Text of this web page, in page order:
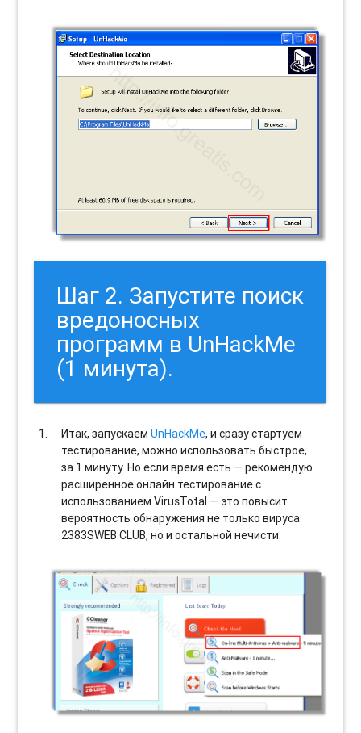
Шаг 2. Запустите поиск
вредоносных
программ в UnHackMe
(1 минута).
Итак, запускаемUnHackMe, и сразу стартуем
тестирование, можно использовать быстрое,
за 1 минуту. Но если время есть — рекомендую
расширенное онлайн тестирование с
использованием VirusTotal — это повысит
вероятность обнаружения не только вируса
2383SWEB.CLUB, но и остальной нечисти.